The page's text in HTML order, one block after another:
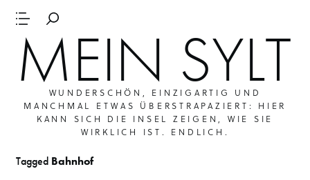
MEIN SYLT
WUNDERSCHÖN, EINZIGARTIG UND
MANCHMAL ETWAS ÜBERSTRAPAZIERT: HIER
KANN SICH DIE INSEL ZEIGEN, WIE SIE
WIRKLICH IST. ENDLICH.
Tagged Bahnhof